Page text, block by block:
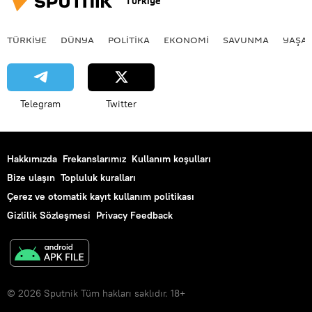
TÜRKIYE DÜNYA POLİTİKA EKONOMİ SAVUNMA
Telegram Twitter
Hakkımızda Frekanslarımız Kullanım koşulları
Bize ulaşın Topluluk kuralları
Çerez ve otomatik kayıt kullanım politikası
Gizlilik Sözleşmesi Privacy Feedback
© 2026 Sputnik Tüm hakları saklıdır. 18+